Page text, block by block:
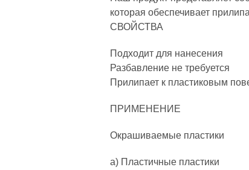
которая обеспечивает
СВОЙСТВА
Подходит для нанесения
Разбавление не требуется
Прилипает к пластиковым
ПРИМЕНЕНИЕ
Окрашиваемые пластики
a) Пластичные пластики